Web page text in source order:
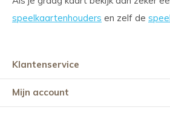
speelkaartenhouders en zelf de
Klantenservice
Mijn account